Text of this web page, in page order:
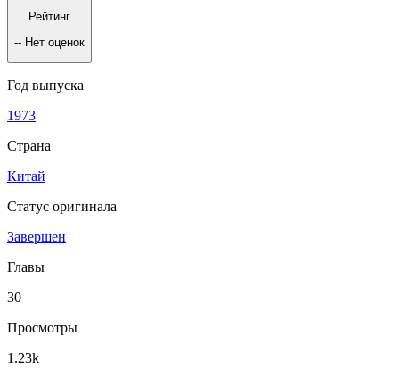
Рейтинг
-- Нет оценок
Год выпуска
1973
Страна
Китай
Статус оригинала
Завершен
Главы
30
Просмотры
1.23k